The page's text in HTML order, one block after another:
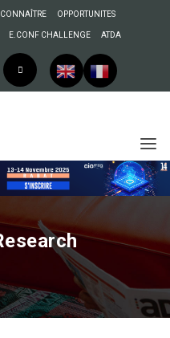
OPPORTUNITES
E.CONF CHALLENGE ATDA